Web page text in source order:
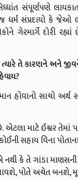
સંપૂર્ણપણે
ધર્મ સંપ્રદાયો કે
ગેરમાર્ગે દોરી
ત્યારે તે કારણને અને
હોવાનો સાચો અર્થ
માટે ઈશ્વર તેમાં
સહાય વિના
નથી કે તે ગાંડા
પોતે અચેત